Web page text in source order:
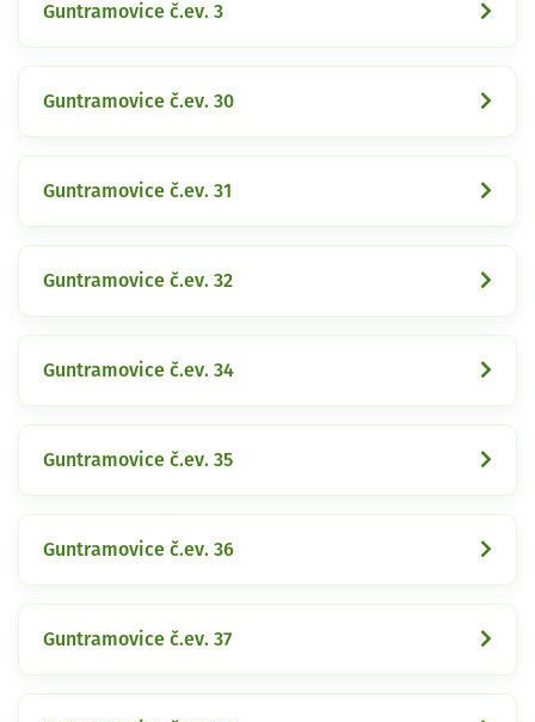
Guntramovice č.ev. 3
Guntramovice č.ev. 30
Guntramovice č.ev. 31
Guntramovice č.ev. 32
Guntramovice č.ev. 34
Guntramovice č.ev. 35
Guntramovice č.ev. 36
Guntramovice č.ev. 37